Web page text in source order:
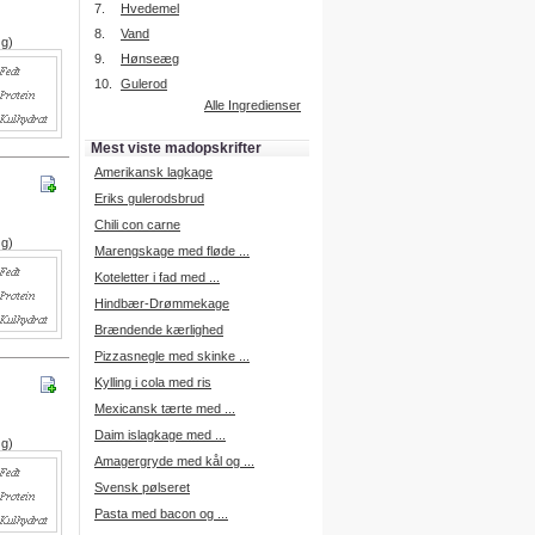
Intelligent søgning
Få foreslået opskrifter.
Prøv vores nye "Foreslå
Læs mere her.
Vi har nu oprettet et mad forum,
hvor i kan dele jeres erfaringer.
Log på med dine oplysninger fra
Madopskrifter.nu.
Gå til forum
Indkøbsliste på SMS
på SMS.
For at benytte SMS funktionen,
7.
Hvedemel
8.
Vand
9.
Hønseæg
10.
Gulerod
Alle Ingredienser
Mest viste madopskrifter
Amerikansk lagkage
Eriks gulerodsbrud
Chili con carne
Marengskage med fløde ...
Koteletter i fad med ...
Hindbær-Drømmekage
Brændende kærlighed
Pizzasnegle med skinke ...
Kylling i cola med ris
Mexicansk tærte med ...
Daim islagkage med ...
Amagergryde med kål og ...
Svensk pølseret
Pasta med bacon og ...